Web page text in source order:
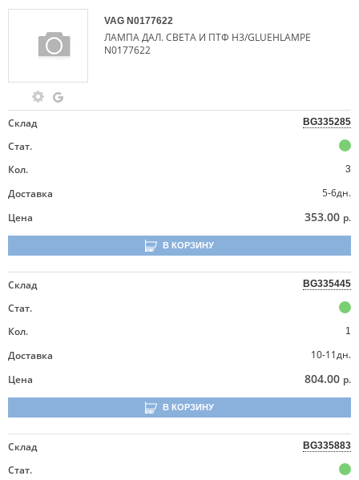
VAG N0177622
ЛАМПА ДАЛ. СВЕТА И ПТФ H3/GLUEHLAMPE
N0177622
Склад BG335285
Стат.
Кол.
3
Доставка
5-6дн.
Цена
353.00 р.
В КОРЗИНУ
Склад BG335445
Стат.
Кол.
1
Доставка
10-11дн.
Цена
804.00 р.
В КОРЗИНУ
Склад BG335883
Стат.